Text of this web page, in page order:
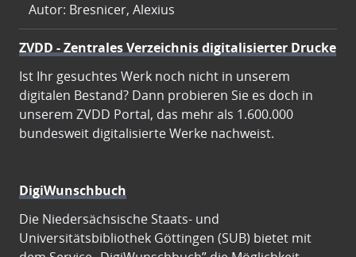
Autor: Bresnicer, Alexius
ZVDD - Zentrales Verzeichnis digitalisierter Drucke
Ist Ihr gesuchtes Werk noch nicht in unserem
digitalen Bestand? Dann probieren Sie es doch in
unserem ZVDD Portal, das mehr als 1.600.000
bundesweit digitalisierte Werke nachweist.
DigiWunschbuch
Die Niedersächsische Staats- und
Universitätsbibliothek Göttingen (SUB) bietet mit